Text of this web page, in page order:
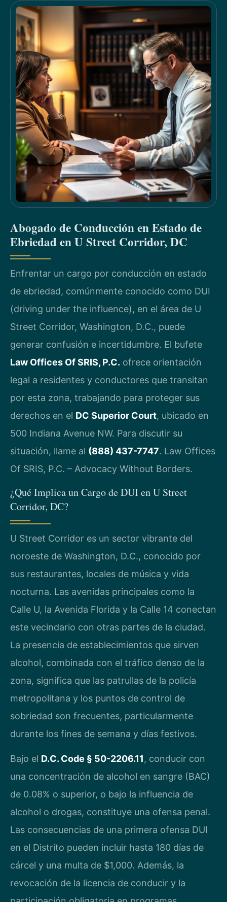
Abogado de Conducción en Estado de
Ebriedad en U Street Corridor, DC
Enfrentar un cargo por conducción en estado
de ebriedad, comúnmente conocido como DUI
(driving under the influence), en el área de U
Street Corridor, Washington, D.C., puede
generar confusión e incertidumbre. El bufete
Law Offices Of SRIS, P.C. ofrece orientación
legal a residentes y conductores que transitan
por esta zona, trabajando para proteger sus
derechos en el DC Superior Court, ubicado en
500 Indiana Avenue NW. Para discutir su
situación, llame al (888) 437-7747. Law Offices
Of SRIS, P.C. – Advocacy Without Borders.
¿Qué Implica un Cargo de DUI en U Street
Corridor, DC?
U Street Corridor es un sector vibrante del
noroeste de Washington, D.C., conocido por
sus restaurantes, locales de música y vida
nocturna. Las avenidas principales como la
Calle U, la Avenida Florida y la Calle 14 conectan
este vecindario con otras partes de la ciudad.
La presencia de establecimientos que sirven
alcohol, combinada con el tráfico denso de la
zona, significa que las patrullas de la policía
metropolitana y los puntos de control de
sobriedad son frecuentes, particularmente
durante los fines de semana y días festivos.
Bajo el D.C. Code § 50-2206.11, conducir con
una concentración de alcohol en sangre (BAC)
de 0.08% o superior, o bajo la influencia de
alcohol o drogas, constituye una ofensa penal.
Las consecuencias de una primera ofensa DUI
en el Distrito pueden incluir hasta 180 días de
cárcel y una multa de $1,000. Además, la
revocación de la licencia de conducir y la